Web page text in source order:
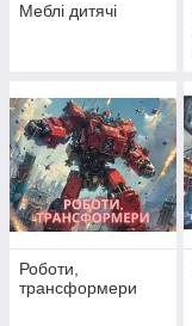
Меблі дитячі
Роботи,
трансформери